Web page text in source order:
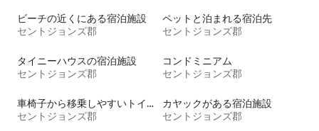
ビーチの近くにある宿泊施設
セントジョンズ郡
ペットと泊まれる宿泊先
セントジョンズ郡
タイニーハウスの宿泊施設
セントジョンズ郡
コンドミニアム
セントジョンズ郡
車椅子から移乗しやすいトイレ付きの宿泊施設
セントジョンズ郡
カヤックがある宿泊施設
セントジョンズ郡